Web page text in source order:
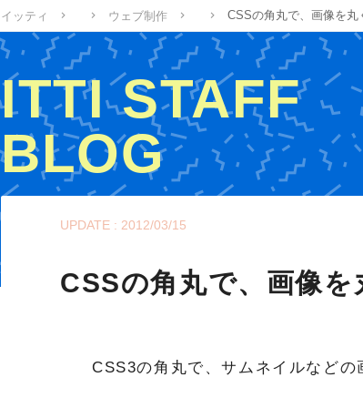
イッティ ウェブ制作 CSSの角丸で、画像を丸
ITTI STAFF
BLOG
UPDATE : 2012/03/15
CSSの角丸で、画像を
CSS3の角丸で、サムネイルなど